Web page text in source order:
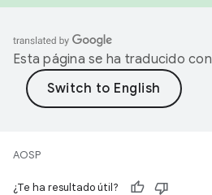
Esta página se ha traducido con
AOSP
¿Te ha resultado útil?